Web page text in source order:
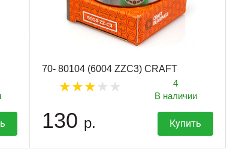
70- 80104 (6004 ZZC3) CRAFT
4
В наличии
130 р. Купить